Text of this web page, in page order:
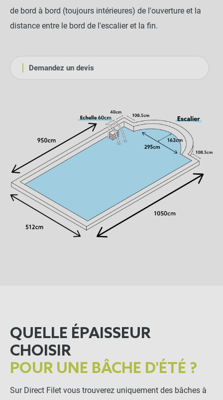
de bord à bord (toujours intérieures) de l'ouverture et la
distance entre le bord de l'escalier et la fin.
Demandez un devis
QUELLE ÉPAISSEUR
CHOISIR
POUR UNE BÂCHE D'ÉTÉ ?
Sur Direct Filet vous trouverez uniquement des bâches à